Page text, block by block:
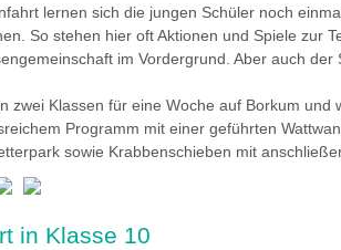
lernen sich die jungen Schüler noch
So stehen hier oft Aktionen und Spiele zur
im Vordergrund. Aber auch der
zwei Klassen für eine Woche auf Borkum und
Programm mit einer geführten
sowie Krabbenschieben mit
in Klasse 10